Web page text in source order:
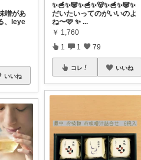
噌があ
、leye
いいね
✨🥣✨🐼✨🥣✨🐻✨🥣✨🐼✨
だいたいってのがいいのよ
ね〜🩷 ✨ ...
￥ 1,760
1 1 79
コレ いいね